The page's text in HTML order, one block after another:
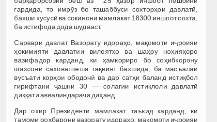
гардида, то имрӯз бо ташаббуси сохторҳои давлатӣ,
бахши хусусӣ ва сокинони мамлакат 18300 иншоот сохта,
ба истифода дода шудааст.
Сарвари давлат Вазорату идораҳо, мақомоти иҷроияи
ҳокимияти давлатии вилоятҳо ва шаҳру ноҳияҳоро
вазифадор карданд, ки ҳамкориро бо соҳибкорону
шахсони саховатпеша тақвият бахшида, ба масъалаи
вусъати корҳои ободонӣ ва дар сатҳи баланд истиқбол
гирифтани ҷашни 30 — солагии истиқлоли давлатӣ
диққати аввалиндараҷа диҳанд.
Дар охир Президенти мамлакат таъкид карданд, ки
тамоми роҳбарони вазорату идораҳо, мақомоти иҷроияи